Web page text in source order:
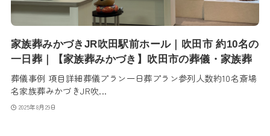
家族葬みかづきJR吹田駅前ホール｜吹田市 約10名の
一日葬｜【家族葬みかづき】吹田市の葬儀・家族葬
葬儀事例 項目詳細葬儀プラン一日葬プラン参列人数約10名斎場
名家族葬みかづきJR吹...
2025年8月29日